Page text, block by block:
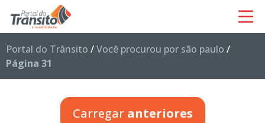
Portal do Trânsito /Você procurou por são paulo /
Página 31
Carregar anteriores